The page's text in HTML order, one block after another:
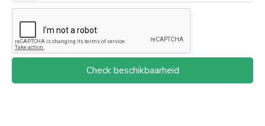
Check beschikbaarheid